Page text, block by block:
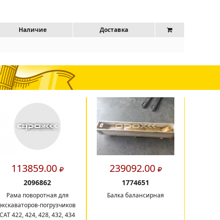
Наличие
Доставка
113859.00
2096862
Рама поворотная для
погрузчиков
CAT 422, 424, 428, 432, 434
239092.00
1774651
Балка балансирная